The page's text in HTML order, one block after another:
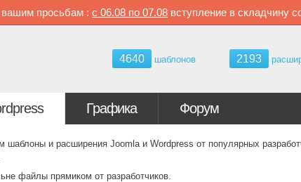
просьбам : с 06.08 по 07.08 вступление в складчину
4640 шаблонов 2193
Графика Форум
и расширения Joomla и Wordpress от популярных
файлы прямиком от разработчиков.